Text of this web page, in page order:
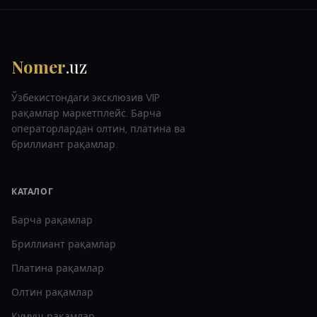
Nomer.uz
Ўзбекистондаги эксклюзив VIP
рақамлар маркетплейс. Барча
операторлардан олтин, платина ва
бриллиант рақамлар.
КАТАЛОГ
Барча рақамлар
Бриллиант рақамлар
Платина рақамлар
Олтин рақамлар